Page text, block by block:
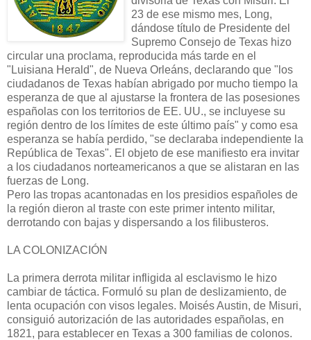
23 de ese mismo mes, Long,
dándose título de Presidente del
Supremo Consejo de Texas hizo
circular una proclama, reproducida más tarde en el
"Luisiana Herald", de Nueva Orleáns, declarando que "los
ciudadanos de Texas habían abrigado por mucho tiempo la
esperanza de que al ajustarse la frontera de las posesiones
españolas con los territorios de EE. UU., se incluyese su
región dentro de los límites de este último país" y como esa
esperanza se había perdido, "se declaraba independiente la
República de Texas". El objeto de ese manifiesto era invitar
a los ciudadanos norteamericanos a que se alistaran en las
fuerzas de Long.
Pero las tropas acantonadas en los presidios españoles de
la región dieron al traste con este primer intento militar,
derrotando con bajas y dispersando a los filibusteros.
LA COLONIZACIÓN
La primera derrota militar infligida al esclavismo le hizo
cambiar de táctica. Formuló su plan de deslizamiento, de
lenta ocupación con visos legales. Moisés Austin, de Misuri,
consiguió autoriza­ción de las autoridades españolas, en
1821, para establecer en Texas a 300 familias de colonos.